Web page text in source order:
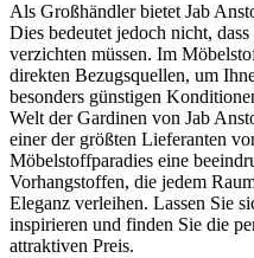
Als Großhändler bietet Jab
Dies bedeutet jedoch nicht,
verzichten müssen. Im
direkten Bezugsquellen, um
besonders günstigen
Welt der Gardinen von Jab
einer der größten Lieferanten
Möbelstoffparadies eine
Vorhangstoffen, die jedem
Eleganz verleihen. Lassen Sie
inspirieren und finden Sie die
attraktiven Preis.